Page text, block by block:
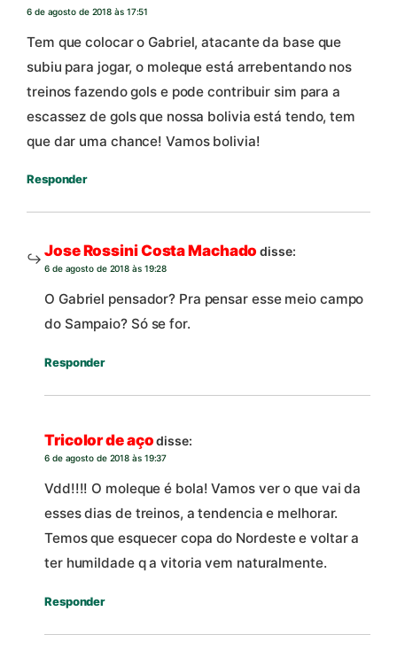
6 de agosto de 2018 às 17:51
Tem que colocar o Gabriel, atacante da base que
subiu para jogar, o moleque está arrebentando nos
treinos fazendo gols e pode contribuir sim para a
escassez de gols que nossa bolivia está tendo, tem
que dar uma chance! Vamos bolivia!
Responder
Jose Rossini Costa Machado disse:
6 de agosto de 2018 às 19:28
O Gabriel pensador? Pra pensar esse meio campo
do Sampaio? Só se for.
Responder
Tricolor de aço disse:
6 de agosto de 2018 às 19:37
Vdd!!!! O moleque é bola! Vamos ver o que vai da
esses dias de treinos, a tendencia e melhorar.
Temos que esquecer copa do Nordeste e voltar a
ter humildade q a vitoria vem naturalmente.
Responder